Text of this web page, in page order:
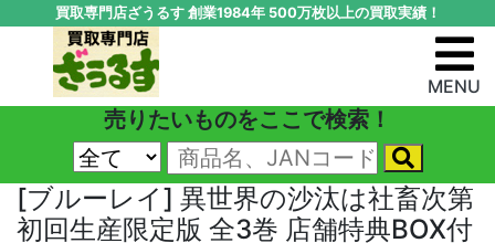
買取専門店ざうるす 創業1984年 500万枚以上の買取実績！
MENU
売りたいものをここで検索！
[ブルーレイ] 異世界の沙汰は社畜次第
初回生産限定版 全3巻 店舗特典BOX付